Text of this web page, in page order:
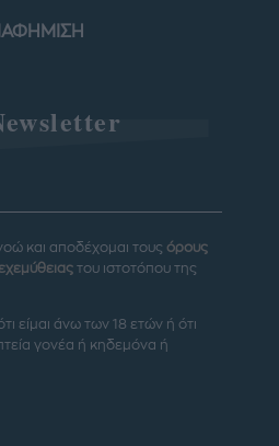
και αποδέχομαι τους όρους
του ιστοτόπου της
είμαι άνω των 18 ετών ή ότι
γονέα ή κηδεμόνα ή